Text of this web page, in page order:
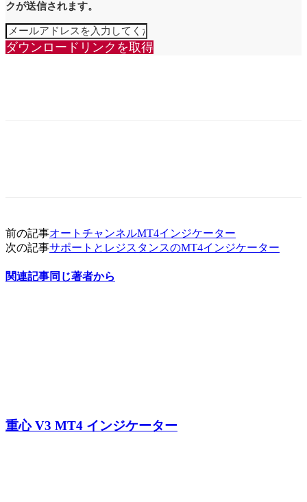
クが送信されます。
ダウンロードリンクを取得
前の記事オートチャンネルMT4インジケーター
次の記事サポートとレジスタンスのMT4インジケーター
関連記事同じ著者から
重心 V3 MT4 インジケーター